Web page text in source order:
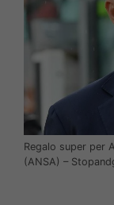
Regalo super per
(ANSA) –